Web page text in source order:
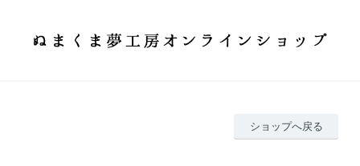
ショップへ戻る